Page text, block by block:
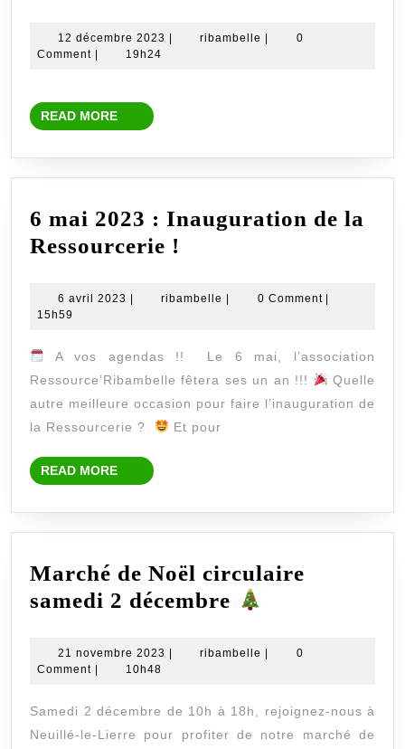
pour
Ressourcerie
12 décembre 2023 12
| ribambelle ribambelle
|
0
Comment | 19h24
READ MORE
READ
MORE
6 mai 2023 : Inauguration de la
Ressourcerie !
2023
Inauguration
de
la
Ressourcerie
6 avril 2023 6
ribambelle ribambelle0 Comment
15h59
A vos agendas !! Le 6 mai, l’association
Ressource’Ribambelle fêtera ses un an !!!
Quelle
autre meilleure occasion pour faire l’inauguration de
la Ressourcerie ?
Et pour
READ MORE
READ
MORE
Marché de Noël circulaire
samedi 2 décembre
Noël
samedi
2
21 novembre 2023 21
ribambelle ribambelle
0
Comment
10h48
Samedi 2 décembre de 10h à 18h, rejoignez-nous à
Neuillé-le-Lierre pour profiter de notre marché de